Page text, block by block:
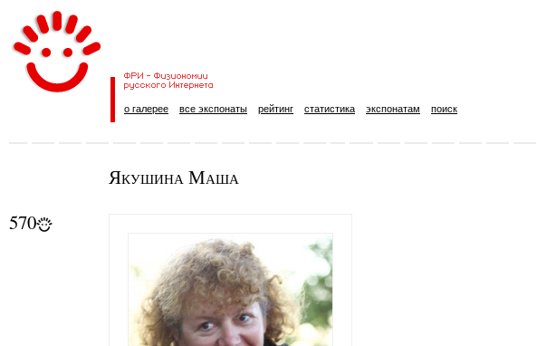
о галерее все экспонаты рейтинг статистика экспонатам поиск
Якушина Маша
570